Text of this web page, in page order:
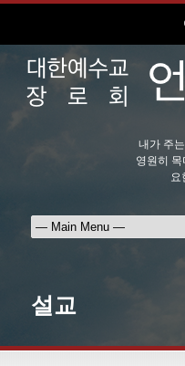
내가 주
영원히
요
설교